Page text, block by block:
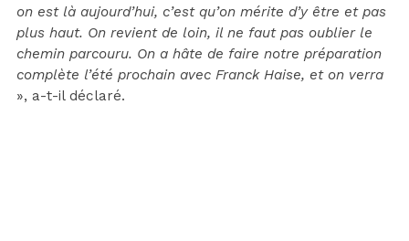
on est là aujourd’hui, c’est qu’on mérite d’y être et pas
plus haut. On revient de loin, il ne faut pas oublier le
chemin parcouru. On a hâte de faire notre préparation
complète l’été prochain avec Franck Haise, et on verra
», a-t-il déclaré.